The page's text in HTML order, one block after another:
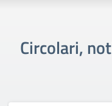
Circolari,